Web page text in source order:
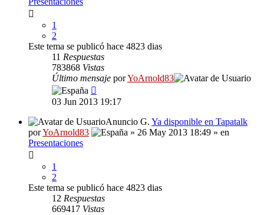
1
2
Este tema se publicó hace 4823 dias
11 Respuestas
783868 Vistas
Último mensaje porYoArnold83
03 Jun 2013 19:17
Anuncio G. Ya disponible en Tapatalk
porYoArnold83
» 26 May 2013 18:49 » en
Presentaciones
1
2
Este tema se publicó hace 4823 dias
12 Respuestas
669417 Vistas